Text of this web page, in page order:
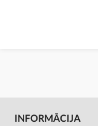
INFORMĀCIJA